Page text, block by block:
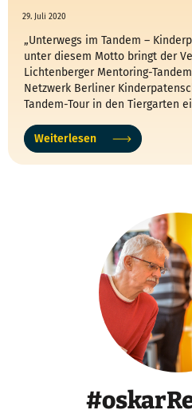
29. Juli 2020
„Unterwegs im Tandem –
unter diesem Motto bringt der
Lichtenberger Mentoring-
Netzwerk Berliner
Tandem-Tour in den Tiergarten
Weiterlesen